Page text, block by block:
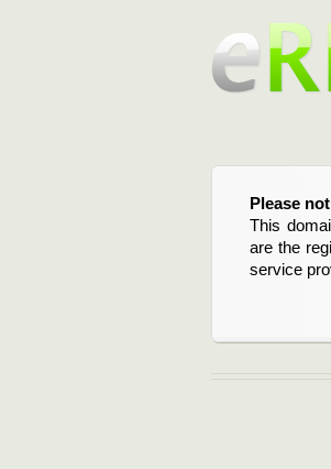
Please
This
are the
service
Bitte
Diese
Domain
verlängern